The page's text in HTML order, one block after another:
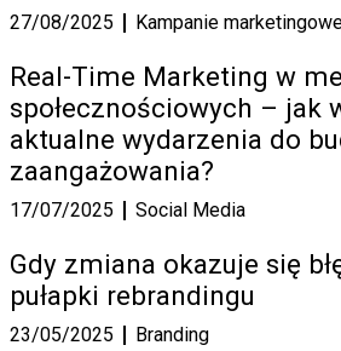
27/08/2025 Kampanie
Real-Time Marketing w
społecznościowych – jak
aktualne wydarzenia do
zaangażowania?
17/07/2025 Social Media
Gdy zmiana okazuje się
pułapki rebrandingu
23/05/2025 Branding